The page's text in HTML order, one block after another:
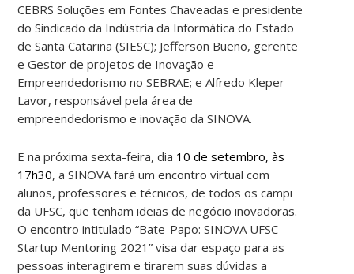
CEBRS Soluções em Fontes Chaveadas e presidente
do Sindicado da Indústria da Informática do Estado
de Santa Catarina (SIESC); Jefferson Bueno, gerente
e Gestor de projetos de Inovação e
Empreendedorismo no SEBRAE; e Alfredo Kleper
Lavor, responsável pela área de
empreendedorismo e inovação da SINOVA.
E na próxima sexta-feira, dia 10 de setembro, às
17h30, a SINOVA fará um encontro virtual com
alunos, professores e técnicos, de todos os campi
da UFSC, que tenham ideias de negócio inovadoras.
O encontro intitulado “Bate-Papo: SINOVA UFSC
Startup Mentoring 2021” visa dar espaço para as
pessoas interagirem e tirarem suas dúvidas a